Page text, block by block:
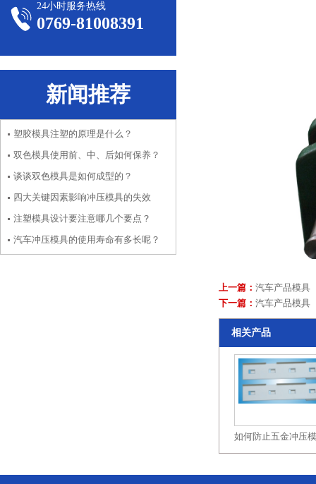
24小时服务热线
0769-81008391
新闻推荐
塑胶模具注塑的原理是什么？
双色模具使用前、中、后如何保养？
谈谈双色模具是如何成型的？
四大关键因素影响冲压模具的失效
注塑模具设计要注意哪几个要点？
汽车冲压模具的使用寿命有多长呢？
上一篇： 汽车产品模具
下一篇： 汽车产品模具
相关产品
如何防止五金冲压模具